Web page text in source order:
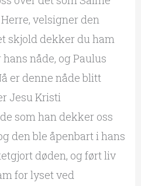
Herre, velsigner den
skjold dekker du ham
nåde, og Paulus
er denne nåde blitt
Jesu Kristi
som han dekker oss
den ble åpenbart i hans
døden, og ført liv
for lyset ved